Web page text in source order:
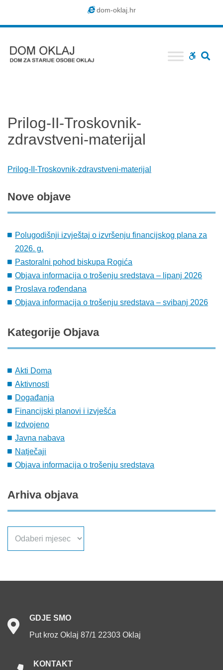
dom-oklaj.hr
WCAG
Prilog-II-Troskovnik-
zdravstveni-materijal
Prilog-II-Troskovnik-zdravstveni-materijal
Nove objave
Polugodišnji izvještaj o izvršenju financijskog plana za
2026. g.
Pastoralni pohod biskupa Rogića
Objava informacija o trošenju sredstava – lipanj 2026
Proslava rođendana
Objava informacija o trošenju sredstava – svibanj 2026
Kategorije Objava
Akti Doma
Aktivnosti
Događanja
Financijski planovi i izvješća
Izdvojeno
Javna nabava
Natječaji
Objava informacija o trošenju sredstava
Arhiva objava
GDJE SMO
Put kroz Oklaj 87/1 22303 Oklaj
KONTAKT